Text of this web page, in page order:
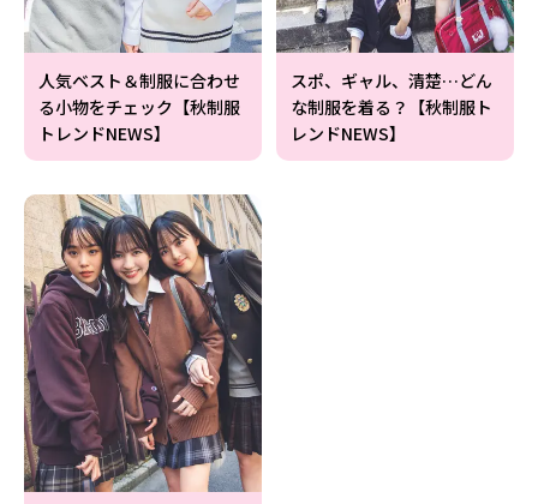
人気ベスト＆制服に合わせ
る小物をチェック【秋制服
トレンドNEWS】
スポ、ギャル、清楚…どん
な制服を着る？【秋制服ト
レンドNEWS】